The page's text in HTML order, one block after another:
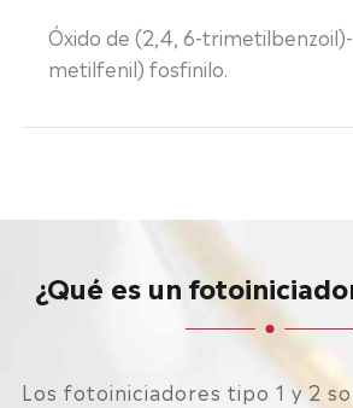
Óxido de (2,4, 6-
metilfenil) fosfinilo.
¿Qué es un
Los fotoiniciadores tipo 1 y 2